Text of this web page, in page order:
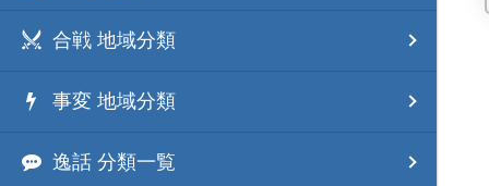
合戦 地域分類
事変 地域分類
逸話 分類一覧